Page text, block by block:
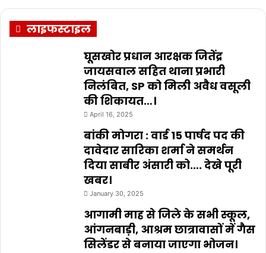
लाइफस्टाइल
घूसखोर प्रधान आरक्षक जितेंद्र
जायसवाल सहित थाना प्रभारी
निलंबित, SP को मिली अवैध वसूली
की शिकायत…।
April 16, 2025
बांकी मोगरा : वार्ड 15 पार्षद पद की
दावेदार सारिका शर्मा ने समर्थन
दिया साबीर अंसारी को…. देखे पूरी
खबर।
January 30, 2025
आगामी माह से जिले के सभी स्कूल,
आंगनबाड़ी, आश्रम छात्रावासों में गैस
सिलेंडर से बनाया जाएगा भोजन।